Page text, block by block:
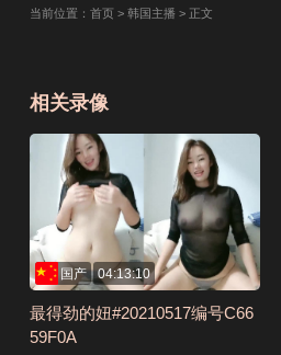
当前位置： 首页 > 韩国主播 > 正文
相关录像
国产 04:13:10
最得劲的妞#20210517编号C66
59F0A